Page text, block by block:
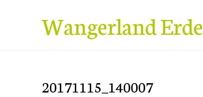
Wangerland
20171115_140007